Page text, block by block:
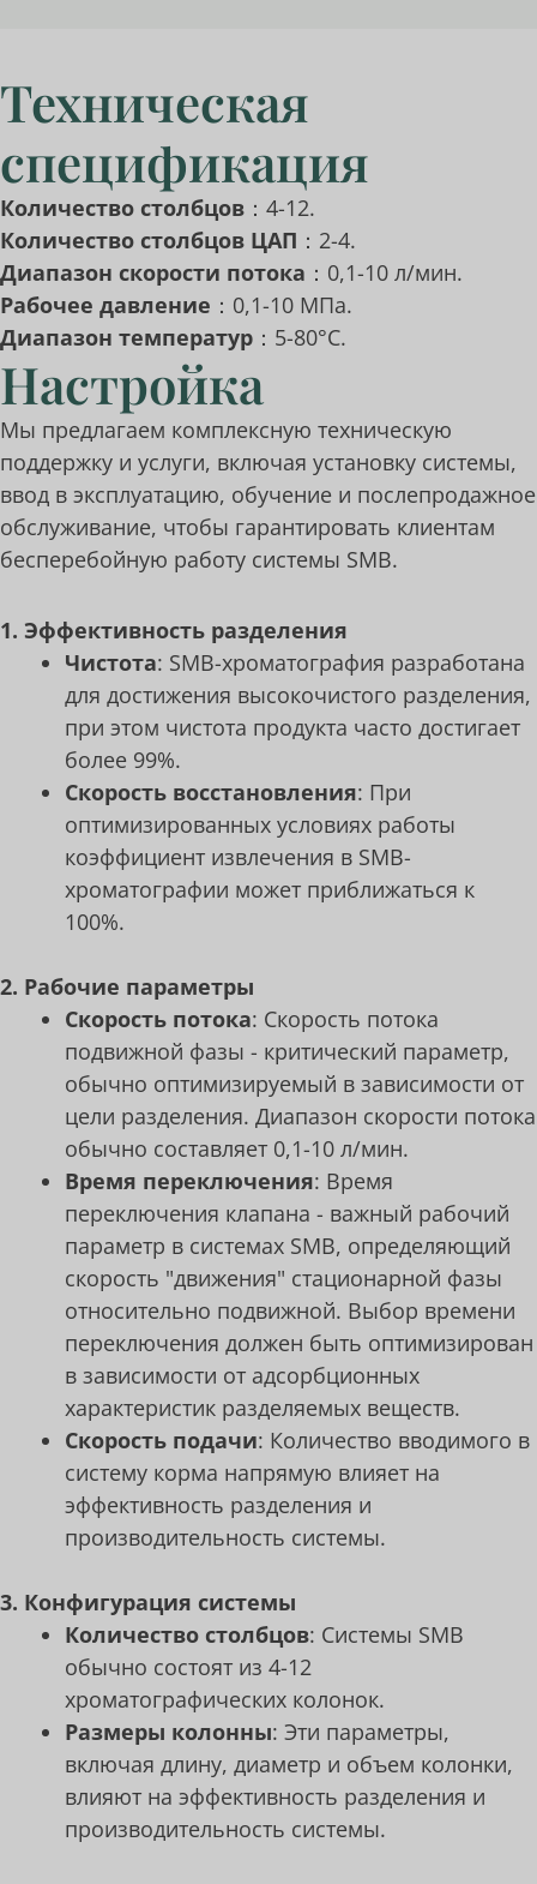
Техническая
спецификация
Количество столбцов ：4-12.
Количество столбцов ЦАП ：2-4.
Диапазон скорости потока ：0,1-10 л/мин.
Рабочее давление ：0,1-10 МПа.
Диапазон температур ：5-80°C.
Настройка
Мы предлагаем комплексную техническую
поддержку и услуги, включая установку системы,
ввод в эксплуатацию, обучение и послепродажное
обслуживание, чтобы гарантировать клиентам
бесперебойную работу системы SMB.
1. Эффективность разделения
Чистота: SMB-хроматография разработана
для достижения высокочистого разделения,
при этом чистота продукта часто достигает
более 99%.
Скорость восстановления: При
оптимизированных условиях работы
коэффициент извлечения в SMB-
хроматографии может приближаться к
100%.
2. Рабочие параметры
Скорость потока: Скорость потока
подвижной фазы - критический параметр,
обычно оптимизируемый в зависимости от
цели разделения. Диапазон скорости потока
обычно составляет 0,1-10 л/мин.
Время переключения: Время
переключения клапана - важный рабочий
параметр в системах SMB, определяющий
скорость "движения" стационарной фазы
относительно подвижной. Выбор времени
переключения должен быть оптимизирован
в зависимости от адсорбционных
характеристик разделяемых веществ.
Скорость подачи: Количество вводимого в
систему корма напрямую влияет на
эффективность разделения и
производительность системы.
3. Конфигурация системы
Количество столбцов: Системы SMB
обычно состоят из 4-12
хроматографических колонок.
Размеры колонны: Эти параметры,
включая длину, диаметр и объем колонки,
влияют на эффективность разделения и
производительность системы.